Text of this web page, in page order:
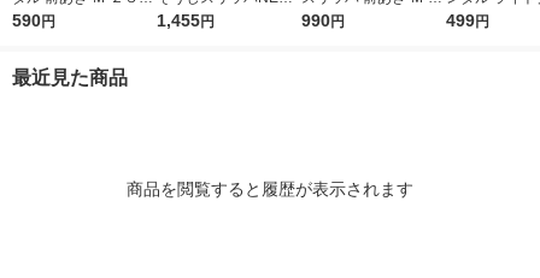
５〜２５ｃｍ用 生成×
590円
ベージュ M 22cmー25
1,455円
３．５〜２５ｃｍ用
990円
24.0cm 水が
499円
最近見た商品
商品を閲覧すると履歴が表示されます